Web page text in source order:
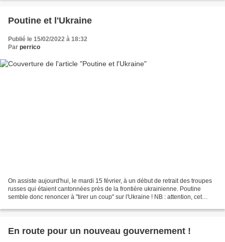
Poutine et l'Ukraine
Publié le 15/02/2022 à 18:32
Par perrico
On assiste aujourd'hui, le mardi 15 février, à un début de retrait des troupes
russes qui étaient cantonnées près de la frontière ukrainienne. Poutine
semble donc renoncer à "tirer un coup" sur l'Ukraine ! NB : attention, cet
En route pour un nouveau gouvernement !